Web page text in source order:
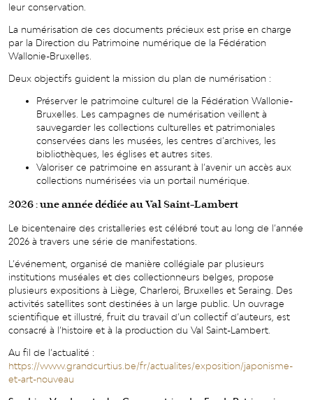
leur conservation.
La numérisation de ces documents précieux est prise en charge
par la Direction du Patrimoine numérique de la Fédération
Wallonie-Bruxelles.
Deux objectifs guident la mission du plan de numérisation :
Préserver le patrimoine culturel de la Fédération Wallonie-
Bruxelles. Les campagnes de numérisation veillent à
sauvegarder les collections culturelles et patrimoniales
conservées dans les musées, les centres d’archives, les
bibliothèques, les églises et autres sites.
Valoriser ce patrimoine en assurant à l’avenir un accès aux
collections numérisées via un portail numérique.
2026 : une année dédiée au Val Saint-Lambert
Le bicentenaire des cristalleries est célébré tout au long de l’année
2026 à travers une série de manifestations.
L’événement, organisé de manière collégiale par plusieurs
institutions muséales et des collectionneurs belges, propose
plusieurs expositions à Liège, Charleroi, Bruxelles et Seraing. Des
activités satellites sont destinées à un large public. Un ouvrage
scientifique et illustré, fruit du travail d’un collectif d’auteurs, est
consacré à l’histoire et à la production du Val Saint-Lambert.
Au fil de l’actualité :
https://www.grandcurtius.be/fr/actualites/exposition/japonisme-
et-art-nouveau